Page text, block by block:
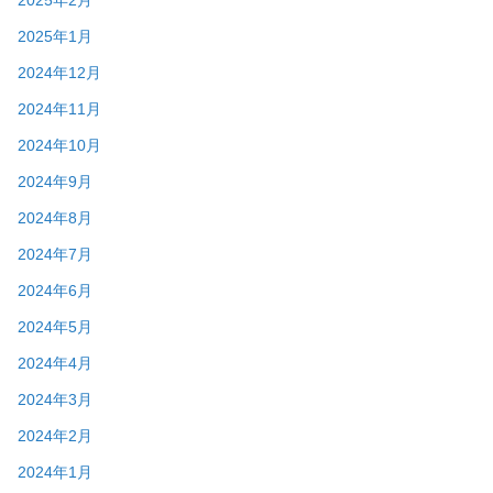
2025年1月
2024年12月
2024年11月
2024年10月
2024年9月
2024年8月
2024年7月
2024年6月
2024年5月
2024年4月
2024年3月
2024年2月
2024年1月